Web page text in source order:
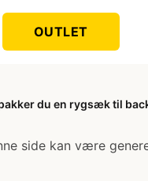
OUTLET
du en rygsæk til
side kan være